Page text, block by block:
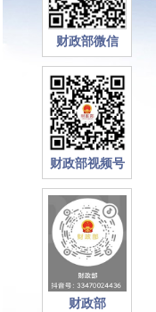
财政部微信
财政部视频号
财政部